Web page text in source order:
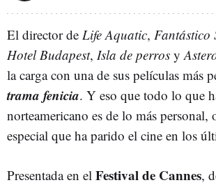
El director de Life Aquatic, Fantástico
Hotel Budapest, Isla de perros y
la carga con una de sus películas más
trama fenicia. Y eso que todo lo que
norteamericano es de lo más personal,
especial que ha parido el cine en los
Presentada en el Festival de Cannes,